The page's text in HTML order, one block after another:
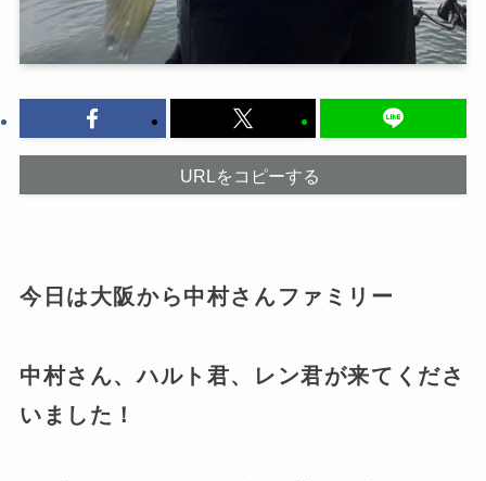
URLをコピーする
今日は大阪から中村さんファミリー
中村さん、ハルト君、レン君が来てくださ
いました！